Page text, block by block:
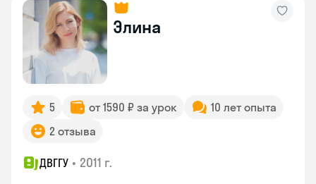
Элина
5 от 1590 ₽ за урок
10 лет опыта
2 отзыва
ДВГГУ • 2011 г.